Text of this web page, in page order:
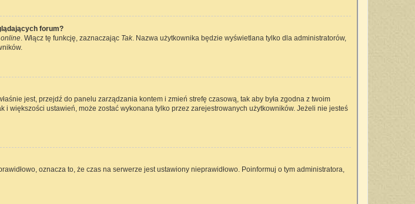
forum?
. Włącz tę funkcję, zaznaczając Tak. Nazwa użytkownika będzie wyświetlana tylko dla administratorów,
jest, przejdź do panelu zarządzania kontem i zmień strefę czasową, tak aby była zgodna z twoim
większości ustawień, może zostać wykonana tylko przez zarejestrowanych użytkowników. Jeżeli nie jesteś
oznacza to, że czas na serwerze jest ustawiony nieprawidłowo. Poinformuj o tym administratora,